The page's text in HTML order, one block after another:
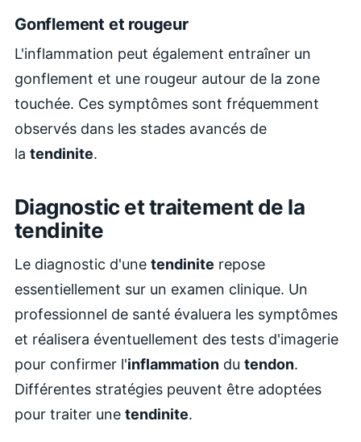
Gonflement et rougeur
L'inflammation peut également entraîner un
gonflement et une rougeur autour de la zone
touchée. Ces symptômes sont fréquemment
observés dans les stades avancés de
la tendinite.
Diagnostic et traitement de la
tendinite
Le diagnostic d'une tendinite repose
essentiellement sur un examen clinique. Un
professionnel de santé évaluera les symptômes
et réalisera éventuellement des tests d'imagerie
pour confirmer l'inflammation du tendon.
Différentes stratégies peuvent être adoptées
pour traiter une tendinite.